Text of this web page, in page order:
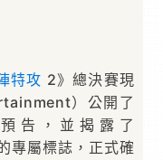
特攻 2》總決賽現
）公開了
告，並揭露了
專屬標誌，正式確